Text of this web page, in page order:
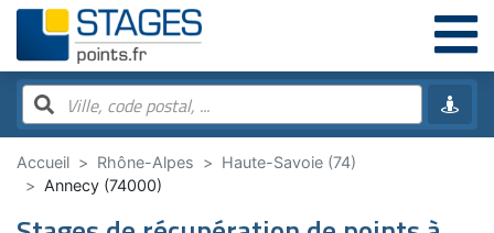
Accueil Rhône-Alpes
Haute-Savoie (74)
Annecy (74000)